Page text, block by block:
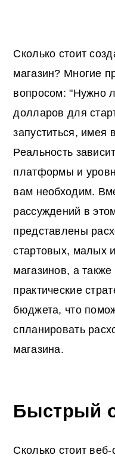
Сколько стоит
магазин? Многие
вопросом: "Нужно
долларов для
запуститься, имея
Реальность
платформы и
вам необходим.
рассуждений в
представлены
стартовых, малых
магазинов, а
практические
бюджета, что
спланировать
магазина.
Быстрый
Сколько стоит